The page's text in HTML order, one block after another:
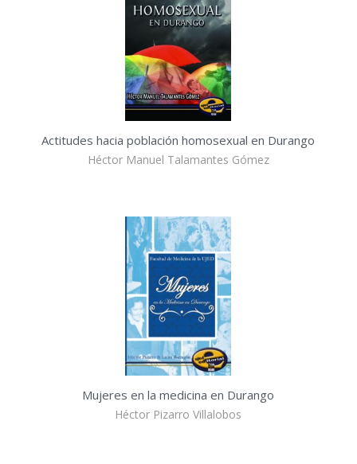
Actitudes hacia población homosexual en Durango
Héctor Manuel Talamantes Gómez
Mujeres en la medicina en Durango
Héctor Pizarro Villalobos